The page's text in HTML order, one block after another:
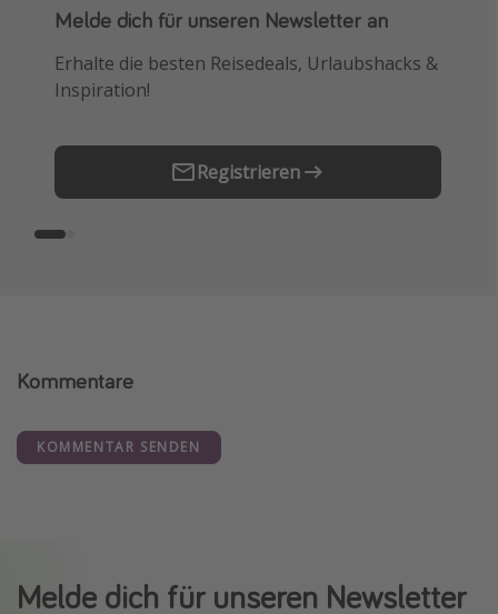
Melde dich für unseren Newsletter an
Erhalte die besten Reisedeals, Urlaubshacks &
Inspiration!
Registrieren
Downloade unsere App
Buche die besten Reiseschnäppchen als
Erstes.
Kommentare
KOMMENTAR SENDEN
Melde dich für unseren Newsletter